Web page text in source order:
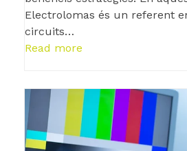
Electrolomas és un referent
circuits…
Read more